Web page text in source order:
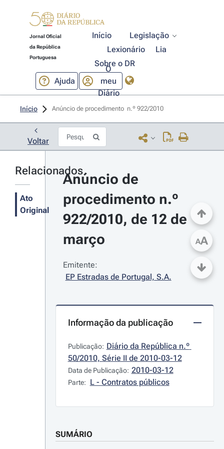
Jornal Oficial
da República
Portuguesa
Início
Legislação
Lexionário
Lia
Sobre o DR
Ajuda
O
meu
Diário
Início Anúncio de procedimento  n.º 922/2010
Voltar
Relacionados
Ato
Original
Anúncio de
procedimento n.º
922/2010, de 12 de
março
Emitente:
EP Estradas de Portugal, S.A.
Informação da publicação
Publicação: Diário da República n.º
50/2010, Série II de 2010-03-12
Data de Publicação: 2010-03-12
Parte: L - Contratos públicos
SUMÁRIO
AA